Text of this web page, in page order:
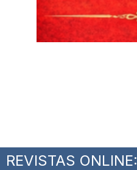
REVISTAS ONLINE: